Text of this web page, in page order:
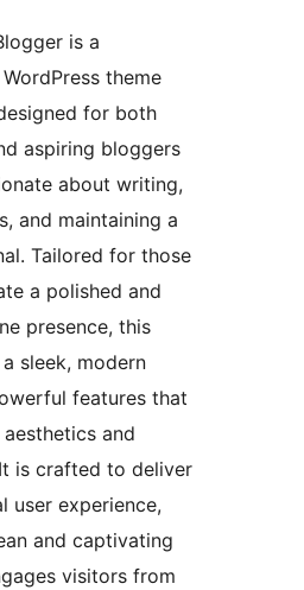
is a
theme
for both
aspiring bloggers
about writing,
and maintaining a
Tailored for those
a polished and
presence, this
sleek, modern
features that
and
is crafted to deliver
user experience,
and captivating
visitors from